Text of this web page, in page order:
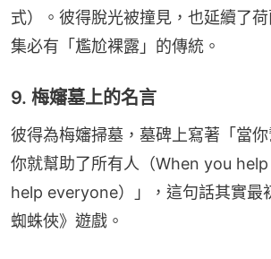
式）。彼得脫光被撞見，也延續了
集必有「尷尬裸露」的傳統。
9. 梅嬸墓上的名言
彼得為梅嬸掃墓，墓碑上寫著「當你
你就幫助了所有人（When you
help everyone）」，這句話其實最
蜘蛛俠》遊戲。